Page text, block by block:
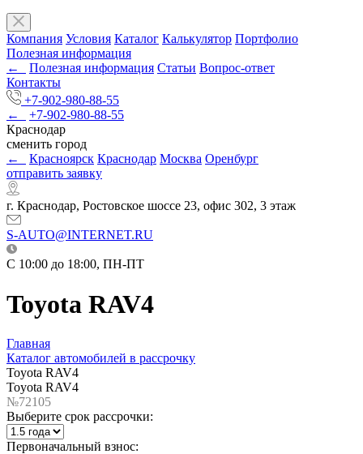
Компания Условия Каталог Калькулятор Портфолио
Полезная информация
←
Полезная информация Статьи Вопрос-ответ
Контакты
+7-902-980-88-55
←
+7-902-980-88-55
Краснодар
сменить город
←
Красноярск Краснодар Москва Оренбург
отправить заявку
г. Краснодар, Ростовское шоссе 23, офис 302, 3 этаж
S-AUTO@INTERNET.RU
C 10:00 до 18:00, ПН-ПТ
Toyota RAV4
Главная
Каталог автомобилей в рассрочку
Toyota RAV4
Toyota RAV4
№72105
Выберите срок рассрочки:
Первоначальный взнос: